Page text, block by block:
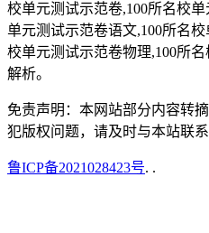
校单元测试示范卷,100所名校
单元测试示范卷语文,100所名
校单元测试示范卷物理,100所
解析。
免责声明：本网站部分内容转
犯版权问题，请及时与本站联系
鲁ICP备2021028423号. .